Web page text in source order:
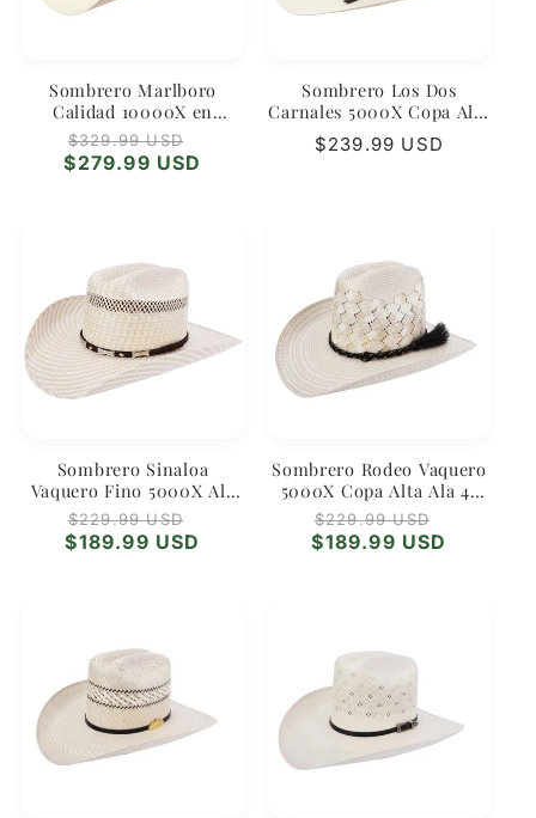
Sombrero Marlboro
Calidad 10000X en
Horma Marlboro WD-683
– Tradición y Estilo
Western
Regular
price
$329.99 USD
price
$279.99 USD
Sombrero Los Dos
Carnales 5000X Copa Alta
– Orgullo Regional con
Fieltro Premium
Regular
$239.99 USD
Sombrero Sinaloa
Vaquero Fino 5000X Ala
4” WD-683 – Estilo
Norteño Elegante
Regular
price
$229.99 USD
$189.99 USD
Sombrero Rodeo Vaquero
5000X Copa Alta Ala 4”
WD-681 – Estilo Charro
Moderno
Regular
price
$229.99 USD
$189.99 USD